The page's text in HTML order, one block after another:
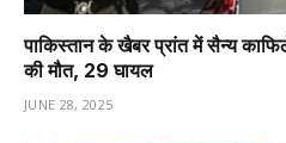
पाकिस्तान के खैबर प्रांत में सैन्य
की मौत, 29 घायल
JUNE 28, 2025